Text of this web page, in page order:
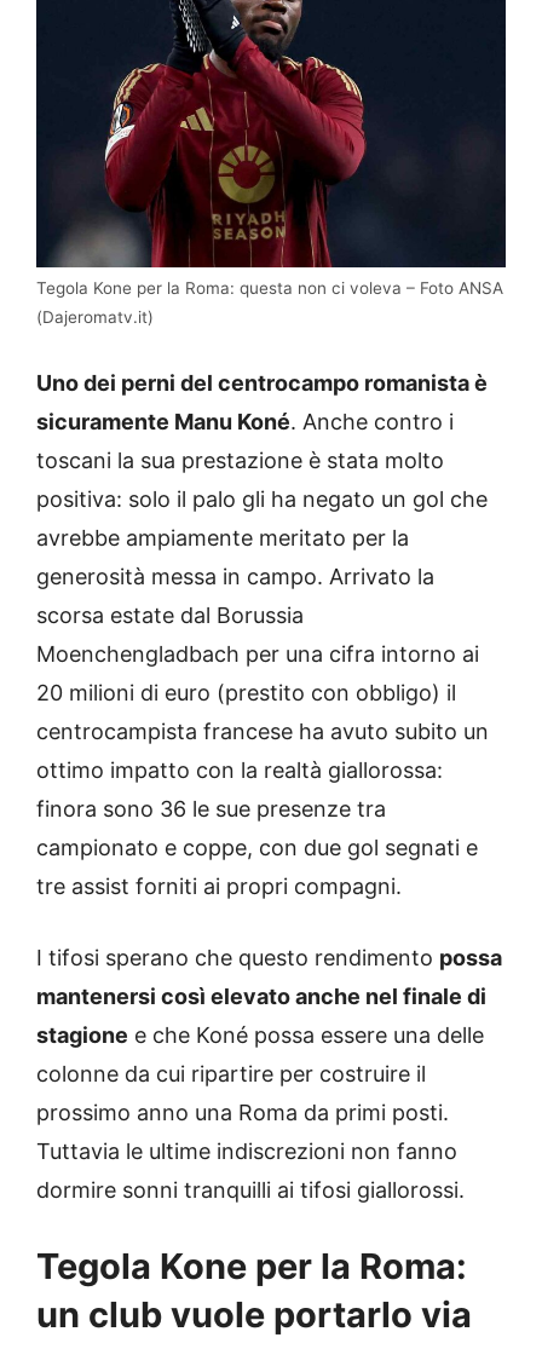
Tegola Kone per la Roma: questa non ci voleva – Foto ANSA
(Dajeromatv.it)
Uno dei perni del centrocampo romanista è
sicuramente Manu Koné. Anche contro i
toscani la sua prestazione è stata molto
positiva: solo il palo gli ha negato un gol che
avrebbe ampiamente meritato per la
generosità messa in campo. Arrivato la
scorsa estate dal Borussia
Moenchengladbach per una cifra intorno ai
20 milioni di euro (prestito con obbligo) il
centrocampista francese ha avuto subito un
ottimo impatto con la realtà giallorossa:
finora sono 36 le sue presenze tra
campionato e coppe, con due gol segnati e
tre assist forniti ai propri compagni.
I tifosi sperano che questo rendimento possa
mantenersi così elevato anche nel finale di
stagione e che Koné possa essere una delle
colonne da cui ripartire per costruire il
prossimo anno una Roma da primi posti.
Tuttavia le ultime indiscrezioni non fanno
dormire sonni tranquilli ai tifosi giallorossi.
Tegola Kone per la Roma:
un club vuole portarlo via